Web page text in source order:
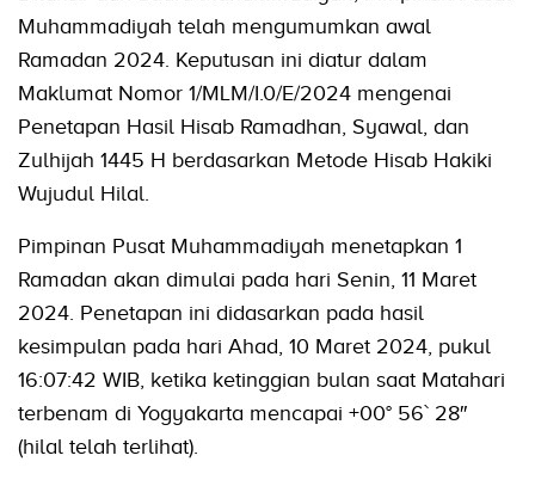
Muhammadiyah telah mengumumkan awal
Ramadan 2024. Keputusan ini diatur dalam
Maklumat Nomor 1/MLM/I.0/E/2024 mengenai
Penetapan Hasil Hisab Ramadhan, Syawal, dan
Zulhijah 1445 H berdasarkan Metode Hisab Hakiki
Wujudul Hilal.
Pimpinan Pusat Muhammadiyah menetapkan 1
Ramadan akan dimulai pada hari Senin, 11 Maret
2024. Penetapan ini didasarkan pada hasil
kesimpulan pada hari Ahad, 10 Maret 2024, pukul
16:07:42 WIB, ketika ketinggian bulan saat Matahari
terbenam di Yogyakarta mencapai +00° 56` 28″
(hilal telah terlihat).